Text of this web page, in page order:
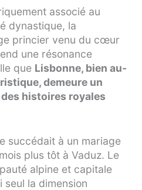
associé au
dynastique, la
princier venu du cœur
une résonance
que Lisbonne, bien au-
demeure un
histoires royales
succédait à un mariage
plus tôt à Vaduz. Le
alpine et capitale
seul la dimension